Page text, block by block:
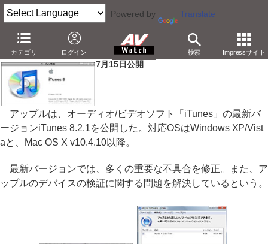
Powered by Translate
カテゴリ ログイン 検索 Impressサイト
アップル、不具合修正などを行なったiTunes 8.2.1
7月15日公開
アップルは、オーディオ/ビデオソフト「iTunes」の最新バ
ージョンiTunes 8.2.1を公開した。対応OSはWindows XP/Vist
aと、Mac OS X v10.4.10以降。
最新バージョンでは、多くの重要な不具合を修正。また、ア
ップルのデバイスの検証に関する問題を解決しているという。